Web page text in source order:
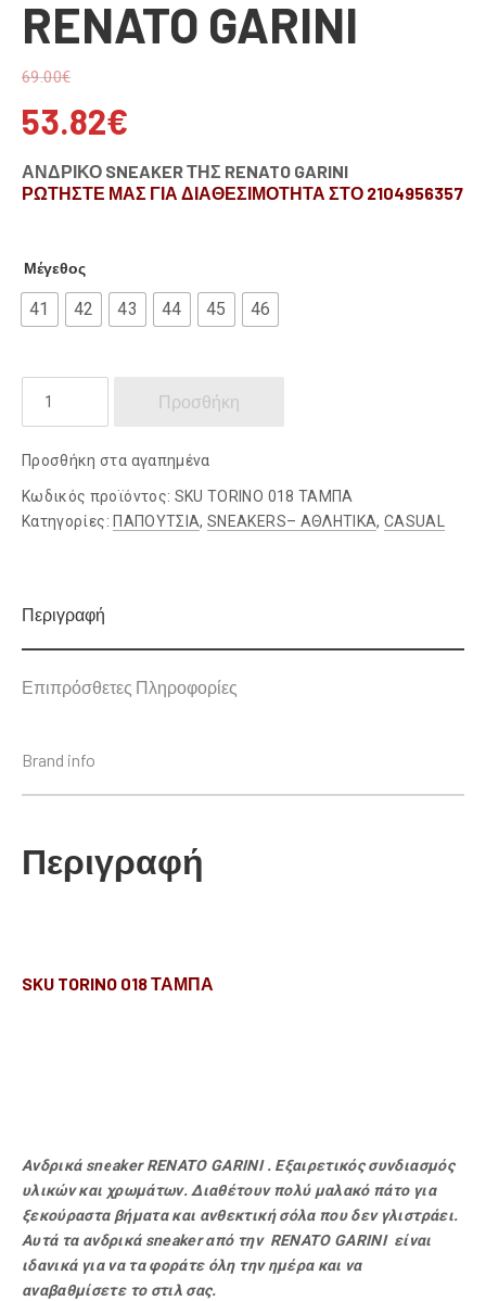
RENATO GARINI
69.00€
53.82€
ΑΝΔΡΙΚΟ SNEAKER ΤΗΣ RENATO GARINI
ΡΩΤΗΣΤΕ ΜΑΣ ΓΙΑ ΔΙΑΘΕΣΙΜΟΤΗΤΑ ΣΤΟ 2104956357
Μέγεθος
41 42 43 44 45 46
GARINI
Προσθήκη
Προσθήκη στα αγαπημένα
Κωδικός προϊόντος: SKU TORINO 018 ΤΑΜΠΑ
Κατηγορίες: ΠΑΠΟΥΤΣΙΑ,SNEAKERS– ΑΘΛΗΤΙΚΑ,CASUAL
Περιγραφή
Επιπρόσθετες Πληροφορίες
Brand info
Περιγραφή
SKU TORINO 018 ΤΑΜΠΑ
Ανδρικά sneaker RENATO GARINI . Εξαιρετικός συνδιασμός
υλικών και χρωμάτων. Διαθέτουν πολύ μαλακό πάτο για
ξεκούραστα βήματα και ανθεκτική σόλα που δεν γλιστράει.
Αυτά τα ανδρικά sneaker από την RENATO GARINI είναι
ιδανικά για να τα φοράτε όλη την ημέρα και να
αναβαθμίσετε το στιλ σας.